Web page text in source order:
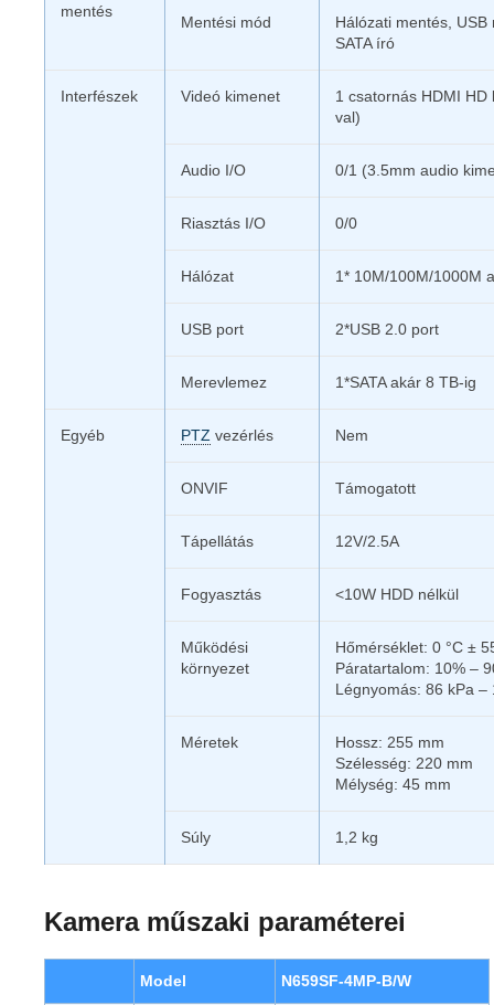
mentés
Mentési mód
Hálózati mentés,
SATA író
Interfészek Videó kimenet
1 csatornás HDMI
val)
Audio I/O 0/1 (3.5mm audio
Riasztás I/O 0/0
Hálózat 1* 10M/100M/1000M
USB port 2*USB 2.0 port
Merevlemez 1*SATA akár 8 TB-ig
Egyéb PTZ vezérlés Nem
ONVIF Támogatott
Tápellátás 12V/2.5A
Fogyasztás <10W HDD nélkül
Működési
környezet
Hőmérséklet: 0 °C ±
Páratartalom: 10% –
Légnyomás: 86 kPa –
Méretek
Hossz: 255 mm
Szélesség: 220 mm
Mélység: 45 mm
Súly 1,2 kg
Kamera műszaki paraméterei
Model N659SF-4MP-B/W